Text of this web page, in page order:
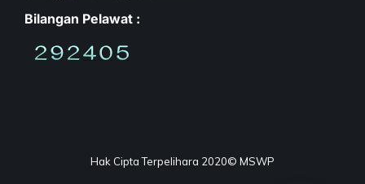
Bilangan Pelawat :
Hak Cipta Terpelihara 2020© MSWP